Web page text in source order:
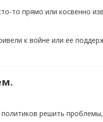
то прямо или косвенно
к войне или ее
решить